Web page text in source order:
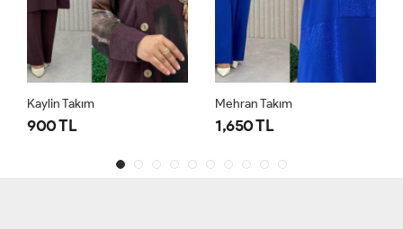
Kaylin Takım
900 TL
Mehran Takım
1,650 TL